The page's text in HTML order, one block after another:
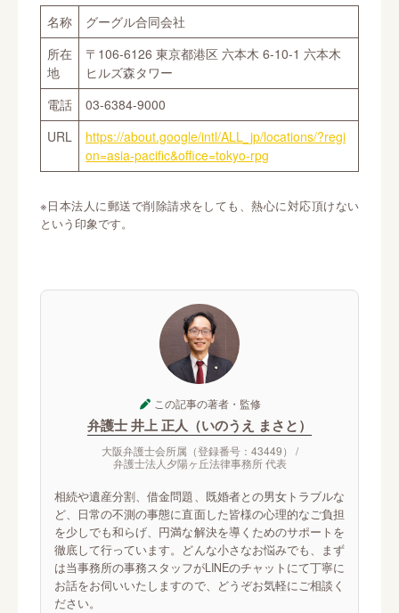
名称
グーグル合同会社
所在
地
〒106-6126 東京都港区 六本木 6-10-1 六本木
ヒルズ森タワー
電話
03-6384-9000
URL
https://about.google/intl/ALL_jp/locations/?regi
on=asia-pacific&office=tokyo-rpg
※日本法人に郵送で削除請求をしても、熱心に対応頂けない
という印象です。
この記事の著者・監修
弁護士 井上 正人（いのうえ まさと）
大阪弁護士会所属（登録番号：43449） /
弁護士法人夕陽ヶ丘法律事務所 代表
相続や遺産分割、借金問題、既婚者との男女トラブルな
ど、日常の不測の事態に直面した皆様の心理的なご負担
を少しでも和らげ、円満な解決を導くためのサポートを
徹底して行っています。どんな小さなお悩みでも、まず
は当事務所の事務スタッフがLINEのチャットにて丁寧に
お話をお伺いいたしますので、どうぞお気軽にご相談く
ださい。